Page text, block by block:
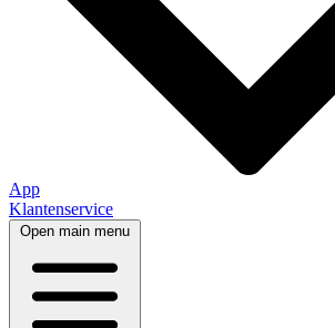
App
Klantenservice
Open main menu